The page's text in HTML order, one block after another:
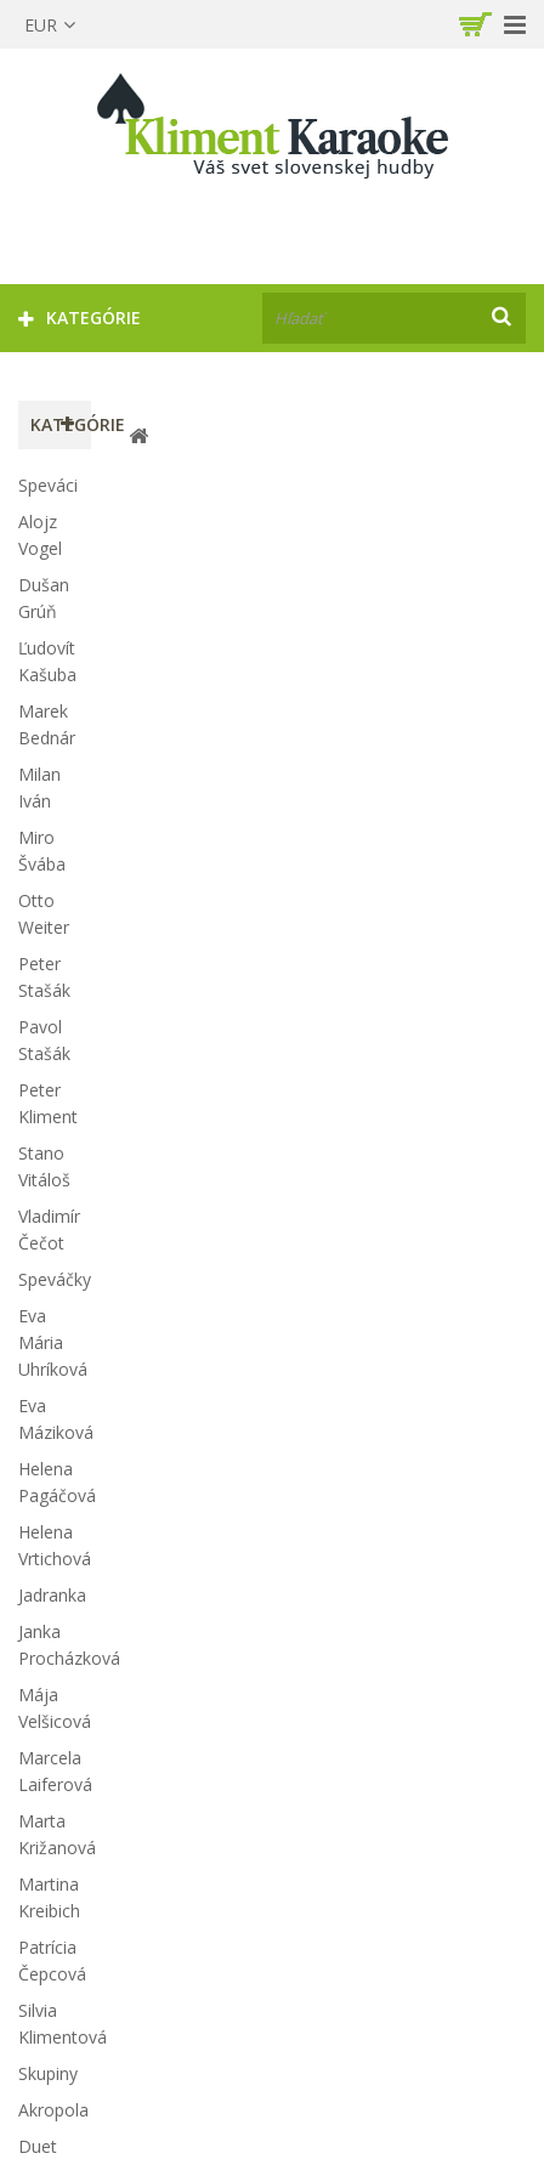
EUR
KATEGÓRIE
KATEGÓRIE
Speváci
Alojz
Vogel
Dušan
Grúň
Ľudovít
Kašuba
Marek
Bednár
Milan
Iván
Miro
Švába
Otto
Weiter
Peter
Stašák
Pavol
Stašák
Peter
Kliment
Stano
Vitáloš
Vladimír
Čečot
Speváčky
Eva
Mária
Uhríková
Eva
Máziková
Helena
Pagáčová
Helena
Vrtichová
Jadranka
Janka
Procházková
Mája
Velšicová
Marcela
Laiferová
Marta
Križanová
Martina
Kreibich
Patrícia
Čepcová
Silvia
Klimentová
Skupiny
Akropola
Duet